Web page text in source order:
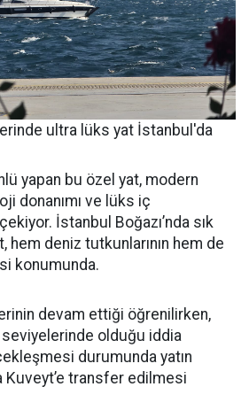
ultra lüks yat İstanbul'da
yapan bu özel yat, modern
donanımı ve lüks iç
İstanbul Boğazı’nda sık
hem deniz tutkunlarının hem de
konumunda.
devam ettiği öğrenilirken,
olduğu iddia
durumunda yatın
Kuveyt’e transfer edilmesi